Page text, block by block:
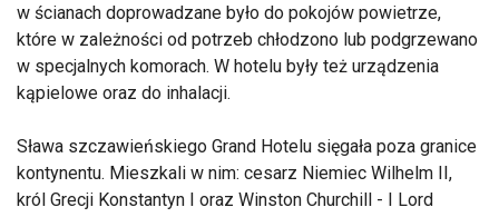
w ścianach doprowadzane było do pokojów powietrze,
które w zależności od potrzeb chłodzono lub podgrzewano
w specjalnych komorach. W hotelu były też urządzenia
kąpielowe oraz do inhalacji.
Sława szczawieńskiego Grand Hotelu sięgała poza granice
kontynentu. Mieszkali w nim: cesarz Niemiec Wilhelm II,
król Grecji Konstantyn I oraz Winston Churchill - I Lord